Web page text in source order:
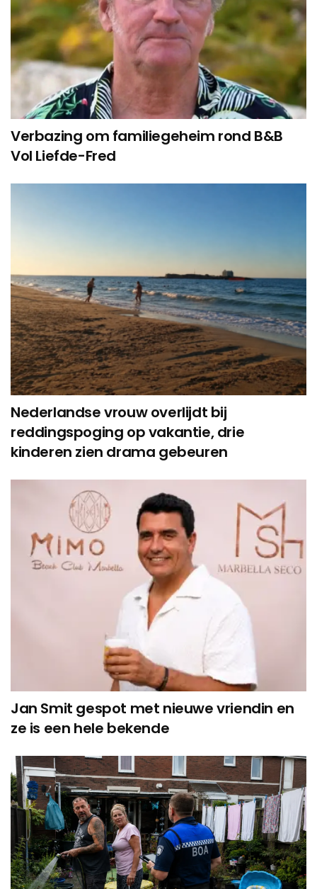
Verbazing om familiegeheim rond B&B
Vol Liefde-Fred
Nederlandse vrouw overlijdt bij
reddingspoging op vakantie, drie
kinderen zien drama gebeuren
Jan Smit gespot met nieuwe vriendin en
ze is een hele bekende